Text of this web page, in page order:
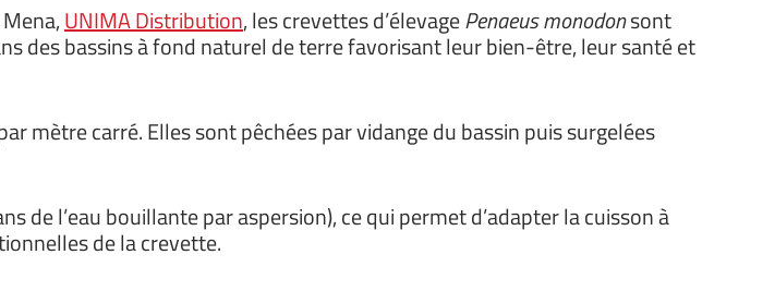
UNIMA Distribution, les crevettes d’élevagePenaeus monodonsont
des bassins à fond naturel de terre favorisant leur bien-être, leur santé et
mètre carré. Elles sont pêchées par vidange du bassin puis surgelées
l’eau bouillante par aspersion), ce qui permet d’adapter la cuisson à
de la crevette.